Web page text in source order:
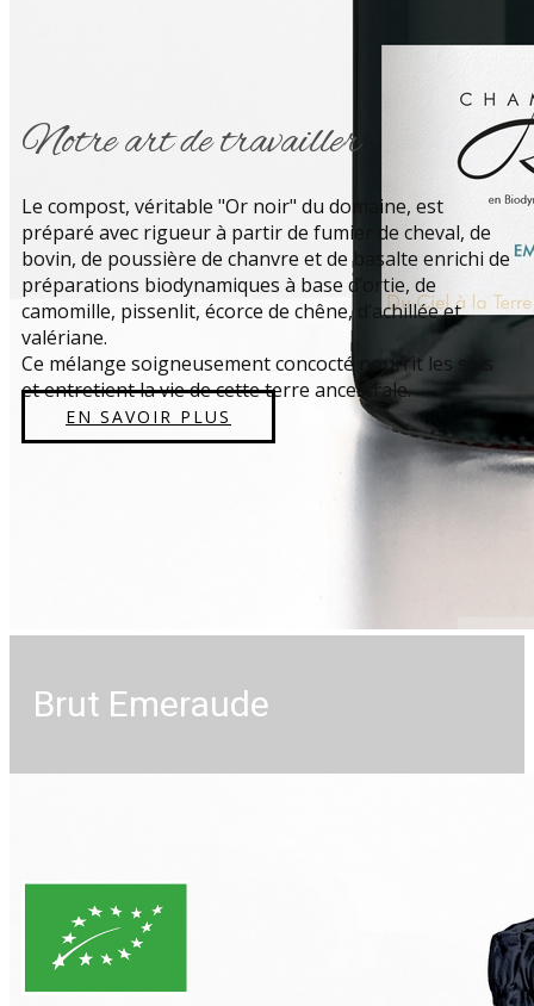
Brut Emeraude
Notre art de travailler
Le compost, véritable "Or noir" du domaine, est
préparé avec rigueur à partir de fumier de cheval, de
bovin, de poussière de chanvre et de basalte enrichi de
préparations biodynamiques à base d’ortie, de
camomille, pissenlit, écorce de chêne, d’achillée et
valériane.
Ce mélange soigneusement concocté nourrit les sols
et entretient la vie de cette terre ancestrale.
EN SAVOIR PLUS